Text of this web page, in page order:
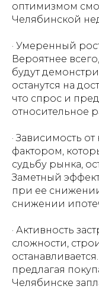
оптимизмом
Челябинской
· Умеренный
Вероятнее
будут
останутся на
что спрос и
относительное
· Зависимость
фактором,
судьбу рынка,
Заметный
при ее снижении
снижении
· Активность
сложности,
предлагая
Челябинске